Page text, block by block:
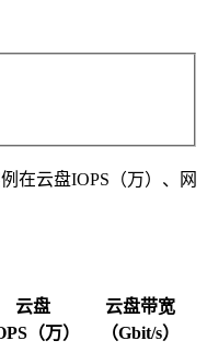
在云盘IOPS（万）、网
云盘
（万）
云盘带宽
（Gbit/s）